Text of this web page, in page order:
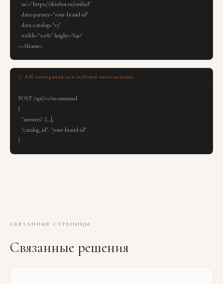
  src="https://skinbot.ru/embed"
  data-partner="your-brand-id"
  data-catalog="v3"
  width="100%" height="640"
></iframe>
// API-интеграция для глубокой кастомизации
POST /api/v1/recommend
{
  "answers": [...],
  "catalog_id": "your-brand-id"
}
СВЯЗАННЫЕ СТРАНИЦЫ
Связанные решения